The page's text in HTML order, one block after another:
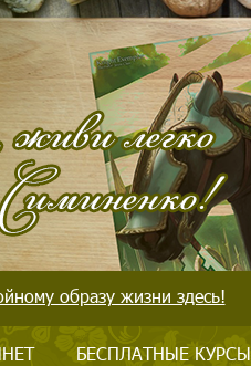
образу жизни здесь!
БЕСПЛАТНЫЕ КУРСЫ